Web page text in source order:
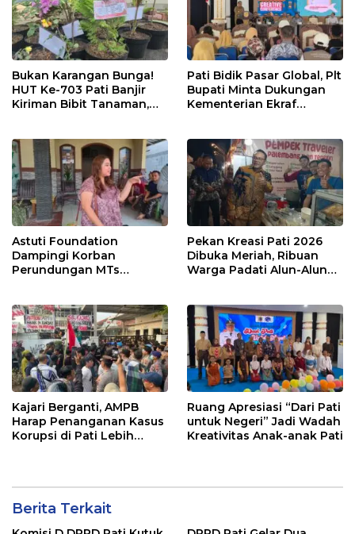
Bukan Karangan Bunga!
HUT Ke-703 Pati Banjir
Kiriman Bibit Tanaman,
Pati Bidik Pasar Global, Plt
Bupati Minta Dukungan
Kementerian Ekraf
Astuti Foundation
Dampingi Korban
Perundungan MTs
Sekolah Berbasis Agama
Pekan Kreasi Pati 2026
Dibuka Meriah, Ribuan
Warga Padati Alun-Alun
Kajari Berganti, AMPB
Harap Penanganan Kasus
Korupsi di Pati Lebih
Ruang Apresiasi “Dari Pati
untuk Negeri” Jadi Wadah
Kreativitas Anak-anak Pati
Berita Terkait